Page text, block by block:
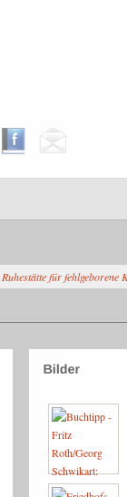
Ruhestätte für